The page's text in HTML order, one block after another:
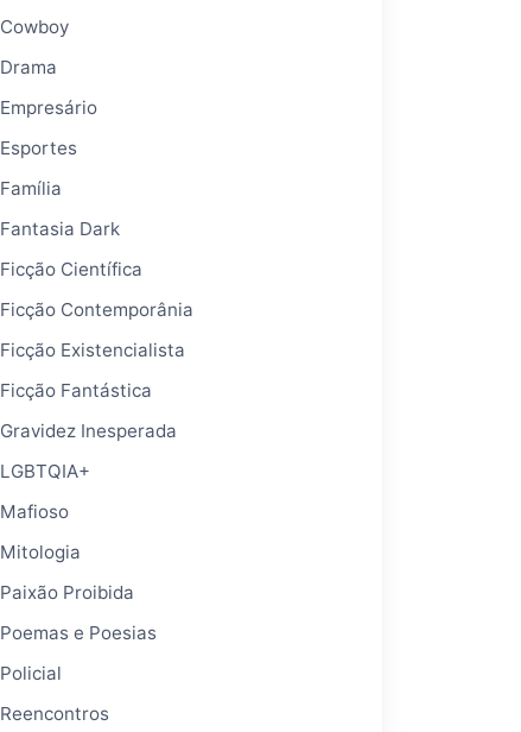
Cowboy
Drama
Empresário
Esportes
Família
Fantasia Dark
Ficção Científica
Ficção Contemporânia
Ficção Existencialista
Ficção Fantástica
Gravidez Inesperada
LGBTQIA+
Mafioso
Mitologia
Paixão Proibida
Poemas e Poesias
Policial
Reencontros